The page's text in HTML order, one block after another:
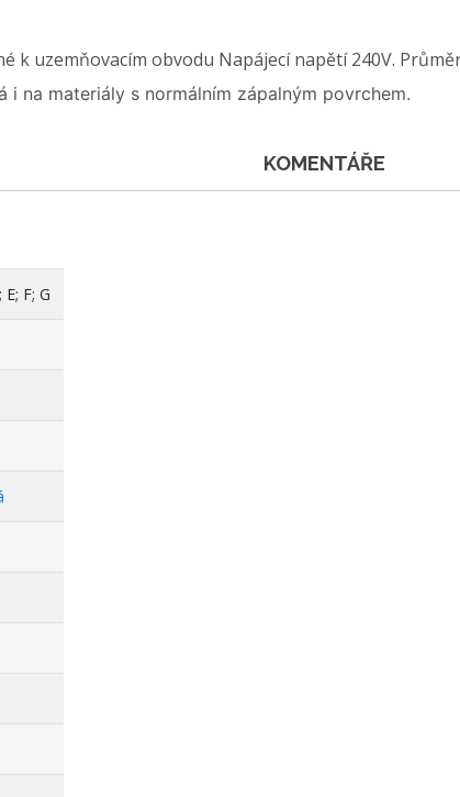
k uzemňovacím obvodu Napájecí napětí 240V.
i na materiály s normálním zápalným povrchem.
KOMENTÁŘE
E; F; G